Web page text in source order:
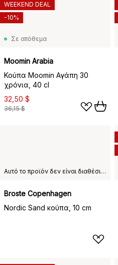
Σε απόθεμα
Moomin Arabia
Κούπα Moomin Αγάπη 30
χρόνια, 40 cl
32,50 $
36,15 $
WEEKEND DEAL
-10%
Αυτό το προϊόν δεν είναι διαθέσιμο στη χώρα παράδοσης που έχετε επιλέξει.
Broste Copenhagen
Nordic Sand κούπα, 10 cm